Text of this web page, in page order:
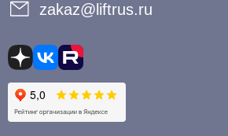
zakaz@liftrus.ru